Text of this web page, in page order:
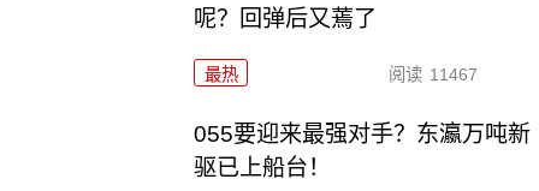
呢？回弹后又蔫了
最热 阅读 11467
055要迎来最强对手？东瀛万吨新
驱已上船台！